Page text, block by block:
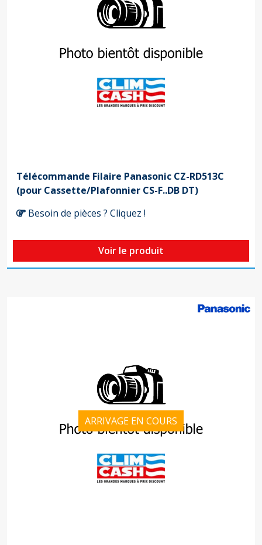
Télécommande Filaire Panasonic CZ-RD513C
(pour Cassette/Plafonnier CS-F..DB DT)
Besoin de pièces ? Cliquez !
Voir le produit
ARRIVAGE EN COURS